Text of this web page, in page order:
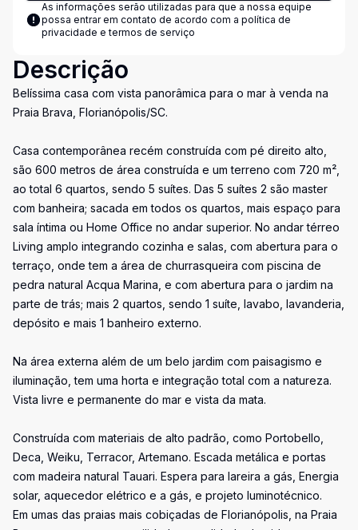
As informações serão utilizadas para que a nossa equipe
possa entrar em contato de acordo com a política de
privacidade e termos de serviço
Descrição
Belíssima casa com vista panorâmica para o mar à venda na
Praia Brava, Florianópolis/SC.
Casa contemporânea recém construída com pé direito alto,
são 600 metros de área construída e um terreno com 720 m²,
ao total 6 quartos, sendo 5 suítes. Das 5 suítes 2 são master
com banheira; sacada em todos os quartos, mais espaço para
sala íntima ou Home Office no andar superior. No andar térreo
Living amplo integrando cozinha e salas, com abertura para o
terraço, onde tem a área de churrasqueira com piscina de
pedra natural Acqua Marina, e com abertura para o jardim na
parte de trás; mais 2 quartos, sendo 1 suíte, lavabo, lavanderia,
depósito e mais 1 banheiro externo.
Na área externa além de um belo jardim com paisagismo e
iluminação, tem uma horta e integração total com a natureza.
Vista livre e permanente do mar e vista da mata.
Construída com materiais de alto padrão, como Portobello,
Deca, Weiku, Terracor, Artemano. Escada metálica e portas
com madeira natural Tauari. Espera para lareira a gás, Energia
solar, aquecedor elétrico e a gás, e projeto luminotécnico.
Em umas das praias mais cobiçadas de Florianópolis, na Praia